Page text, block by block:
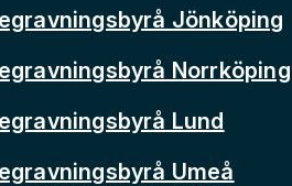
Jönköping
Norrköping
Lund
Umeå